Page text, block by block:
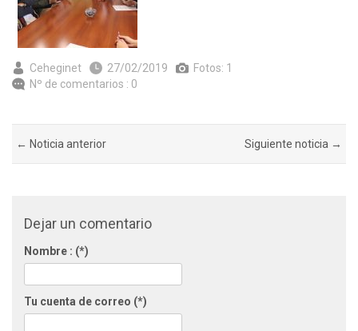
Ceheginet 27/02/2019
Fotos: 1
Nº de comentarios : 0
← Noticia anterior Siguiente noticia →
Dejar un comentario
Nombre : (*)
Tu cuenta de correo (*)